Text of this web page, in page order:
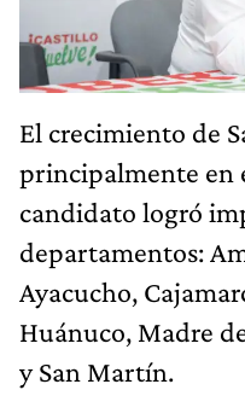
El crecimiento de
principalmente en
candidato logró
departamentos:
Ayacucho,
Huánuco, Madre
y San Martín.